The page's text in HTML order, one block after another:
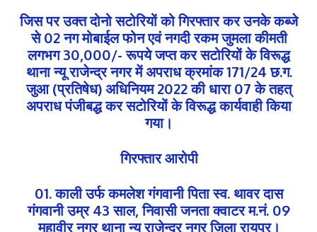
जिस पर उक्त दोनो सटोरियों को गिरफ्तार कर उनके कब्जे
से 02 नग मोबाईल फोन एवं नगदी रकम जुमला कीमती
लगभग 30,000/- रूपये जप्त कर सटोरियों के विरूद्ध
थाना न्यू राजेन्द्र नगर में अपराध क्रमांक 171/24 छ.ग.
जुआ (प्रतिषेध) अधिनियम 2022 की धारा 07 के तहत्
अपराध पंजीबद्ध कर सटोरियों के विरूद्ध कार्यवाही किया
गया।
गिरफ्तार आरोपी
01. काली उर्फ कमलेश गंगवानी पिता स्व. थावर दास
गंगवानी उम्र 43 साल, निवासी जनता क्वाटर म.नं. 09
महावीर नगर थाना न्यू राजेन्द्र नगर जिला रायपुर।